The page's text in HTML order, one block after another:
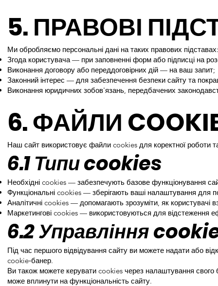
5. ПРАВОВІ
Ми обробляємо персональні дані на таких правових підставах:
Згода користувача — при заповненні форм або підписці на
Виконання договору або переддоговірних дій — на ваш запит;
Законний інтерес — для забезпечення безпеки сайту та
Виконання юридичних зобов'язань, передбачених
6. ФАЙЛИ
Наш сайт використовує файли cookies для коректної роботи
6.1 Типи cookies
Необхідні cookies — забезпечують базове функціонування
Функціональні cookies — зберігають ваші налаштування для
Аналітичні cookies — допомагають зрозуміти, як користувачі
Маркетингові cookies — використовуються для відстеження
6.2 Управління
Під час першого відвідування сайту ви можете надати або
cookie‑банер.
Ви також можете керувати cookies через налаштування
може вплинути на функціональність сайту.